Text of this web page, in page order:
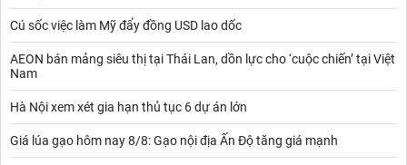
Cú sốc việc làm Mỹ đẩy đồng USD lao dốc
AEON bán mảng siêu thị tại Thái Lan, dồn lực cho ‘cuộc chiến’ tại Việt
Nam
Hà Nội xem xét gia hạn thủ tục 6 dự án lớn
Giá lúa gạo hôm nay 8/8: Gạo nội địa Ấn Độ tăng giá mạnh